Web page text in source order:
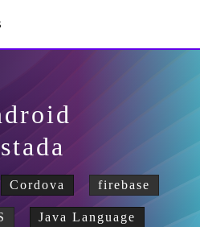
Cordova firebase
Java Language